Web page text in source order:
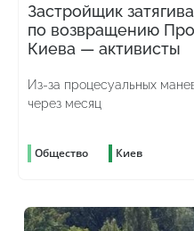
Застройщик
по возвращению
Киева — активисты
Из-за процесуальных
через месяц
Общество Киев